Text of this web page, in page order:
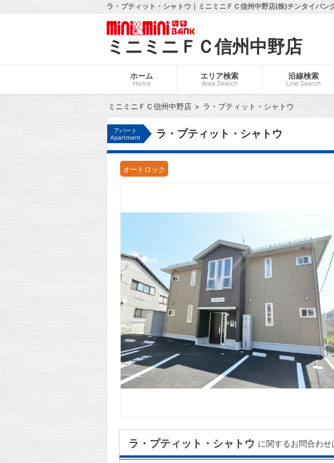
ラ・プティット・シャトウ｜ミニミニＦＣ信州中野店(株)チンタイバン
ミニミニＦＣ信州中野店
ホーム
Home
エリア検索
Area Search
沿線検索
Line Search
ミニミニＦＣ信州中野店 ラ・プティット・シャトウ
アパート
Apartment
ラ・プティット・シャトウ
オートロック
ラ・プティット・シャトウ に関するお問合わせ